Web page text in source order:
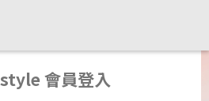
會員登入